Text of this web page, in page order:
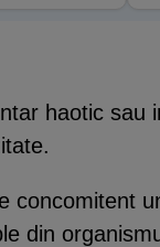
haotic sau
concomitent
din